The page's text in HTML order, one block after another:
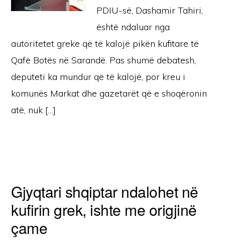
PDIU-së, Dashamir Tahiri,
është ndaluar nga
autoritetet greke që të kalojë pikën kufitare të
Qafë Botës në Sarandë. Pas shumë debatesh,
deputeti ka mundur që të kalojë, por kreu i
komunës Markat dhe gazetarët që e shoqëronin
atë, nuk […]
Gjyqtari shqiptar ndalohet në
kufirin grek, ishte me origjinë
çame